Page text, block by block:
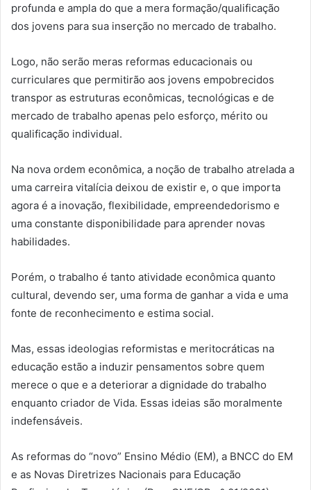
profunda e ampla do que a mera formação/qualificação
dos jovens para sua inserção no mercado de trabalho.
Logo, não serão meras reformas educacionais ou
curriculares que permitirão aos jovens empobrecidos
transpor as estruturas econômicas, tecnológicas e de
mercado de trabalho apenas pelo esforço, mérito ou
qualificação individual.
Na nova ordem econômica, a noção de trabalho atrelada a
uma carreira vitalícia deixou de existir e, o que importa
agora é a inovação, flexibilidade, empreendedorismo e
uma constante disponibilidade para aprender novas
habilidades.
Porém, o trabalho é tanto atividade econômica quanto
cultural, devendo ser, uma forma de ganhar a vida e uma
fonte de reconhecimento e estima social.
Mas, essas ideologias reformistas e meritocráticas na
educação estão a induzir pensamentos sobre quem
merece o que e a deteriorar a dignidade do trabalho
enquanto criador de Vida. Essas ideias são moralmente
indefensáveis.
As reformas do “novo” Ensino Médio (EM), a BNCC do EM
e as Novas Diretrizes Nacionais para Educação